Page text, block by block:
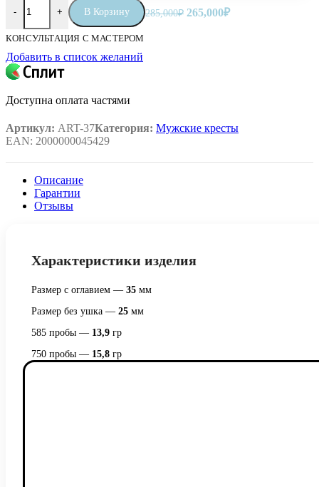
- + В Корзину 285,000₽ Первоначальная цена
265,000₽Текущая цена:
КОНСУЛЬТАЦИЯ С МАСТЕРОМ
Добавить в список желаний
Доступна оплата частями
Артикул: ART-37Категория: Мужские кресты
EAN: 2000000045429
Описание
Гарантии
Отзывы
Характеристики изделия
Размер с оглавием — 35 мм
Размер без ушка — 25 мм
585 пробы — 13,9 гр
750 пробы — 15,8 гр